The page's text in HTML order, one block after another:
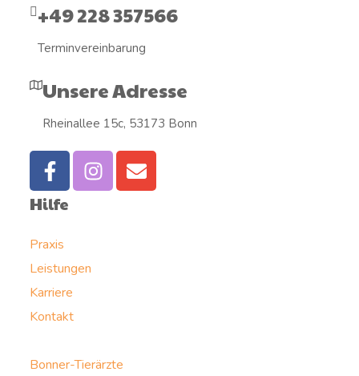
+49 228 357566
Terminvereinbarung
Unsere Adresse
Rheinallee 15c, 53173 Bonn
Hilfe
Praxis
Leistungen
Karriere
Kontakt
Bonner-Tierärzte